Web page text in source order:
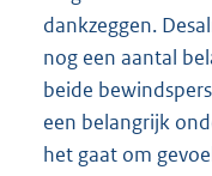
dankzeggen.
nog een aantal
beide
een belangrijk
het gaat om